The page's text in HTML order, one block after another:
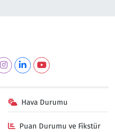
Hava Durumu
Puan Durumu ve Fikstür